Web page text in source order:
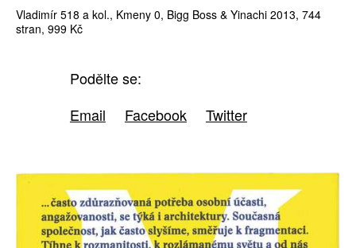
Vladimír 518 a kol., Kmeny 0, Bigg Boss & Yinachi 2013, 744
stran, 999 Kč
Podělte se:
Email
Facebook Twitter